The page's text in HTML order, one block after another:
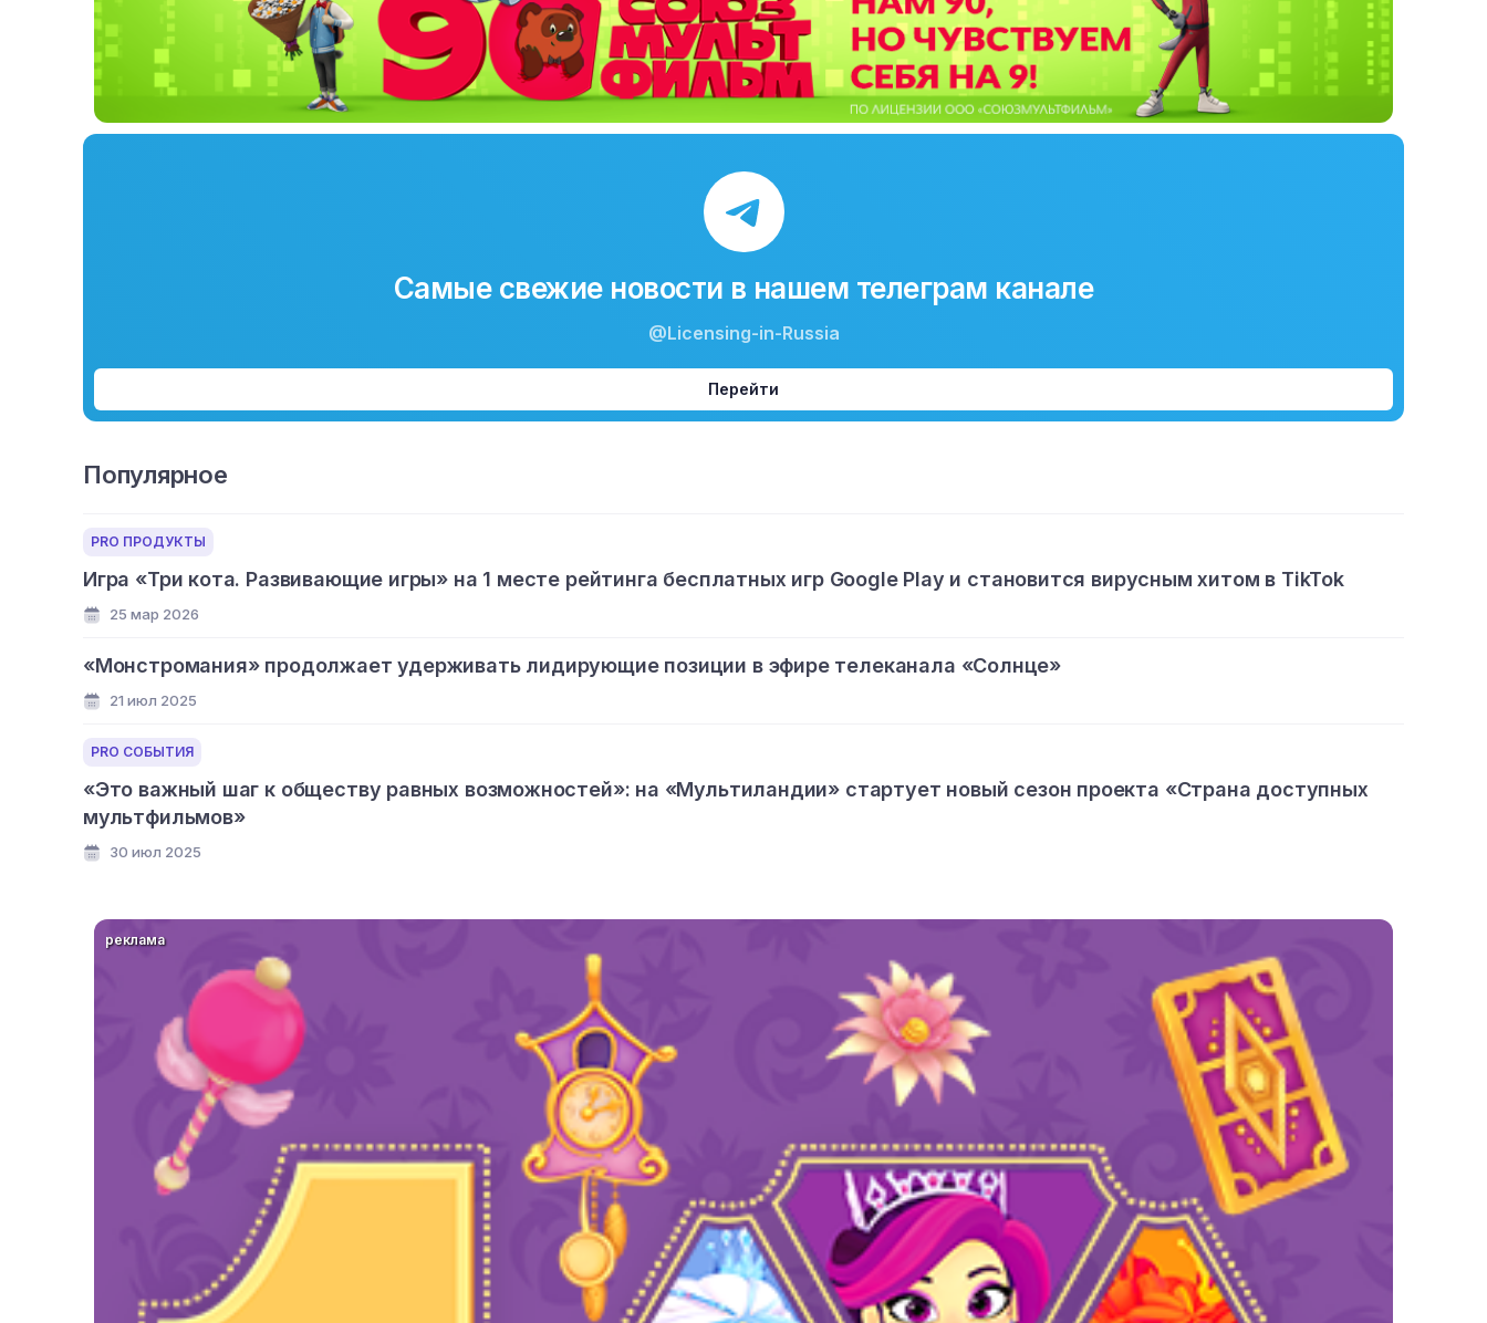
Самые свежие новости в нашем телеграм канале
@Licensing-in-Russia
Перейти
Популярное
PRO ПРОДУКТЫ
Игра «Три кота. Развивающие игры» на 1 месте рейтинга бесплатных игр Google Play и становится вирусным хитом в TikTok
25 мар 2026
«Монстромания» продолжает удерживать лидирующие позиции в эфире телеканала «Солнце»
21 июл 2025
PRO СОБЫТИЯ
«Это важный шаг к обществу равных возможностей»: на «Мультиландии» стартует новый сезон проекта «Страна доступных
мультфильмов»
30 июл 2025
реклама